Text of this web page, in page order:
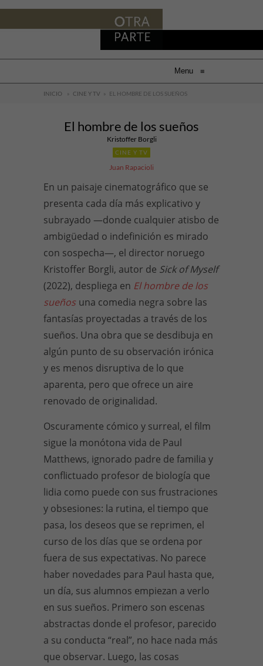
Menu ≡
INICIO » CINE Y TV » EL HOMBRE DE LOS SUEÑOS
El hombre de los sueños
Kristoffer Borgli
CINE Y TV
Juan Rapacioli
En un paisaje cinematográfico que se
presenta cada día más explicativo y
subrayado —donde cualquier atisbo de
ambigüedad o indefinición es mirado
con sospecha—, el director noruego
Kristoffer Borgli, autor de Sick of Myself
(2022), despliega en El hombre de los
sueños una comedia negra sobre las
fantasías proyectadas a través de los
sueños. Una obra que se desdibuja en
algún punto de su observación irónica
y es menos disruptiva de lo que
aparenta, pero que ofrece un aire
renovado de originalidad.
Oscuramente cómico y surreal, el film
sigue la monótona vida de Paul
Matthews, ignorado padre de familia y
conflictuado profesor de biología que
lidia como puede con sus frustraciones
y obsesiones: la rutina, el tiempo que
pasa, los deseos que se reprimen, el
curso de los días que se ordena por
fuera de sus expectativas. No parece
haber novedades para Paul hasta que,
un día, sus alumnos empiezan a verlo
en sus sueños. Primero son escenas
abstractas donde el profesor, parecido
a su conducta “real”, no hace nada más
que observar. Luego, las cosas